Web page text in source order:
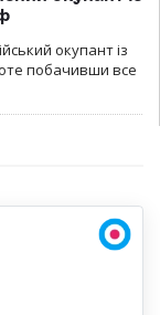
окупант із
побачивши все